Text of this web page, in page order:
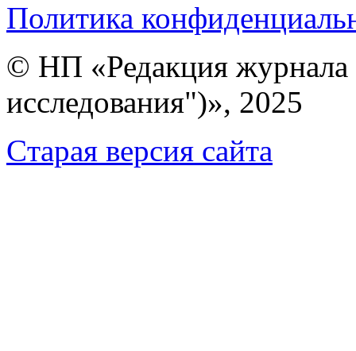
Политика
© НП «Редакция
исследования")», 2025
Cтарая версия сайта